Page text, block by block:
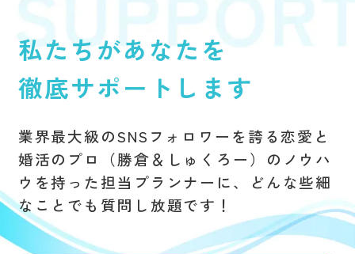
私たちがあなたを
徹底サポートします
業界最大級のSNSフォロワーを誇る 恋愛と
婚活のプロ（勝倉＆しゅくろー）のノウハ
ウを持った担当プランナーに、どんな些細
なことでも質問し放題です！